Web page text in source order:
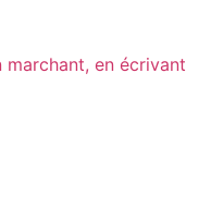
marchant, en écrivant